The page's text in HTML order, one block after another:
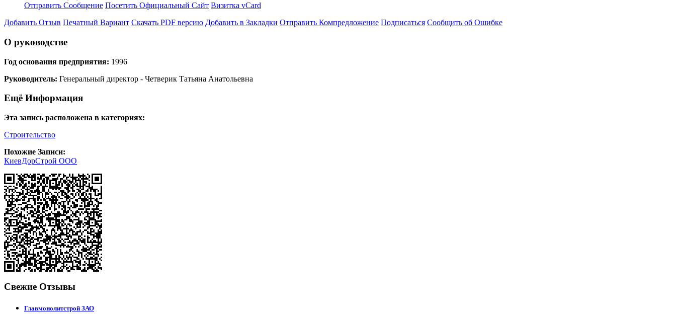
Отправить Сообщение Посетить Официальный Сайт Визитка vCard
Добавить Отзыв Печатный Вариант Скачать PDF версию Добавить в Закладки Отправить Компредложение Подписаться Сообщить об Ошибке
О руководстве
Год основания предприятия: 1996
Руководитель: Генеральный директор - Четверик Татьяна Анатольевна
Ещё Информация
Эта запись расположена в категориях:
Строительство
Похожие Записи:
КиевДорСтрой ООО
Свежие Отзывы
Главмонолитстрой ЗАО